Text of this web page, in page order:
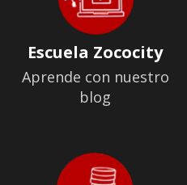
Escuela Zococity
Aprende con nuestro
blog